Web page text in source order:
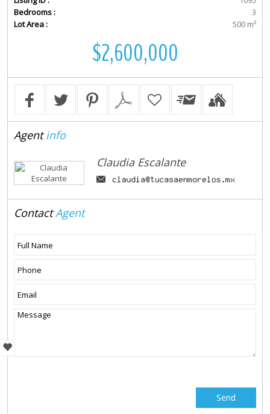
Bedrooms :
3
Lot Area :
500 m²
$2,600,000
Agentinfo
Claudia Escalante
ContactAgent